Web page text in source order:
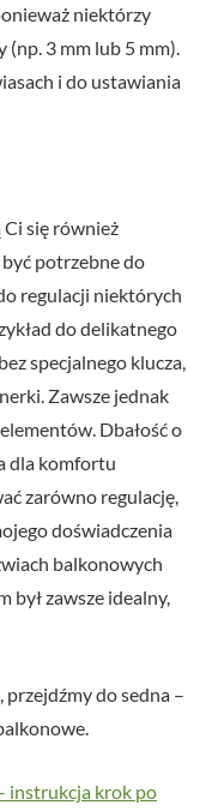
niektórzy
3 mm lub 5 mm).
i do ustawiania
się również
potrzebne do
regulacji niektórych
do delikatnego
specjalnego klucza,
Zawsze jednak
Dbałość o
dla komfortu
zarówno regulację,
doświadczenia
balkonowych
był zawsze idealny,
do sedna –
instrukcja krok po